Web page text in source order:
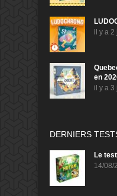
il y a 2
en
il y a 3
DERNIERS
Le
14/08/